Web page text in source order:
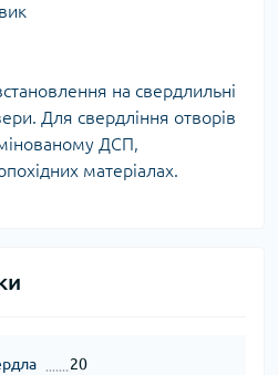
на свердлильні
Для свердління отворів
ДСП,
матеріалах.
20